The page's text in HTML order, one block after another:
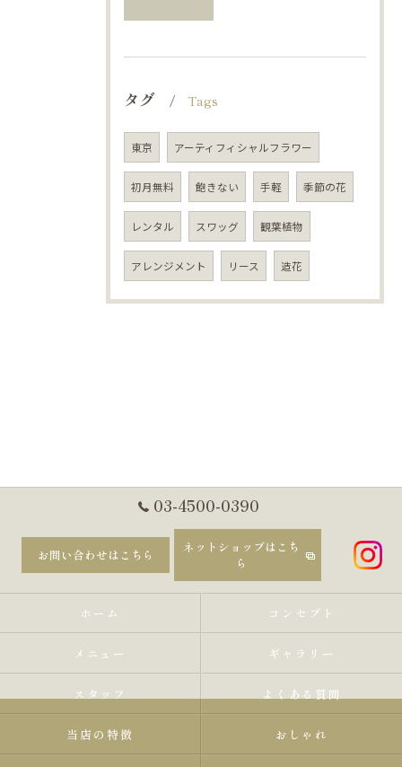
タグ Tags
東京 アーティフィシャルフラワー
初月無料 飽きない 手軽 季節の花
レンタル スワッグ 観葉植物
アレンジメント リース 造花
03-4500-0390
お問い合わせはこちら
ネットショップはこち
ら
ホーム コンセプト
メニュー ギャラリー
スタッフ よくある質問
当店の特徴 おしゃれ